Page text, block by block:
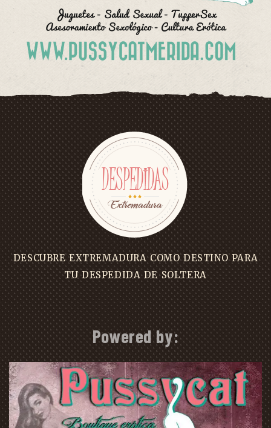
DESCUBRE EXTREMADURA COMO DESTINO PARA
TU DESPEDIDA DE SOLTERA
Powered by: